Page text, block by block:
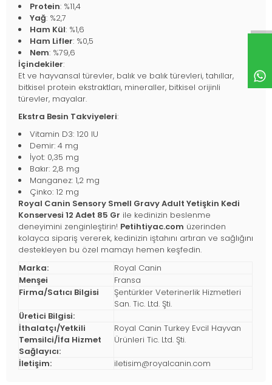
Protein: %11,4
Yağ: %2,7
Ham Kül: %1,6
Ham Lifler: %0,5
Nem: %79,6
İçindekiler:
Et ve hayvansal türevler, balık ve balık türevleri, tahıllar,
bitkisel protein ekstraktları, mineraller, bitkisel orijinli
türevler, mayalar.
Ekstra Besin Takviyeleri:
Vitamin D3: 120 IU
Demir: 4 mg
İyot: 0,35 mg
Bakır: 2,8 mg
Manganez: 1,2 mg
Çinko: 12 mg
Royal Canin Sensory Smell Gravy Adult Yetişkin Kedi
Konservesi 12 Adet 85 Gr ile kedinizin beslenme
deneyimini zenginleştirin! Petihtiyac.com üzerinden
kolayca sipariş vererek, kedinizin iştahını artıran ve sağlığını
destekleyen bu özel mamayı hemen keşfedin.
Marka:
Royal Canin
Menşei
Fransa
Firma/Satıcı Bilgisi
Şentürkler Veterinerlik Hizmetleri
San. Tic. Ltd. Şti.
Üretici Bilgisi:
İthalatçı/Yetkili
Temsilci/İfa Hizmet
Sağlayıcı:
Royal Canin Turkey Evcil Hayvan
Ürünleri Tic. Ltd. Şti.
İletişim: iletisim@royalcanin.com